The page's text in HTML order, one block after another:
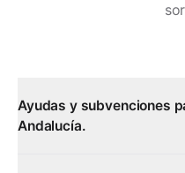
Ayudas y subvenciones
Andalucía.